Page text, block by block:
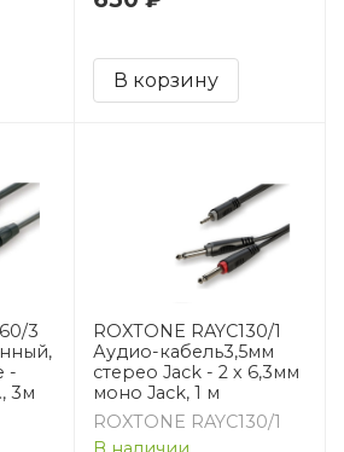
В корзину
3
-
3м
ROXTONE RAYC130/1
Аудио-кабель3,5мм
cтерео Jack - 2 х 6,3мм
моно Jack, 1 м
ROXTONE RAYC130/1